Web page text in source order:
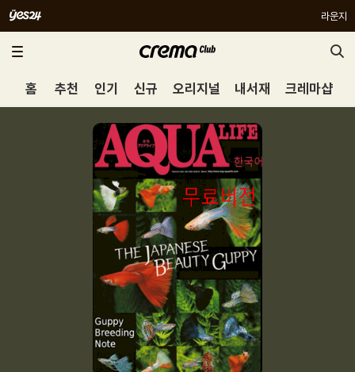
라운지
홈 추천 인기 신규 오리지널 내서재 크레마샵